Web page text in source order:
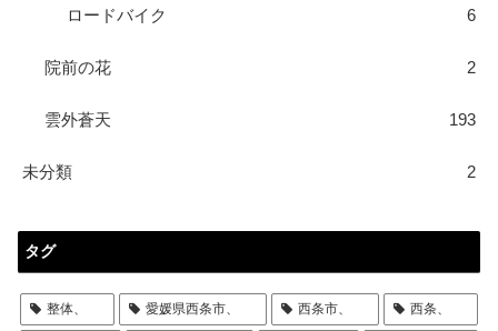
ロードバイク 6
院前の花 2
雲外蒼天 193
未分類 2
タグ
整体、 愛媛県西条市、 西条市、 西条、